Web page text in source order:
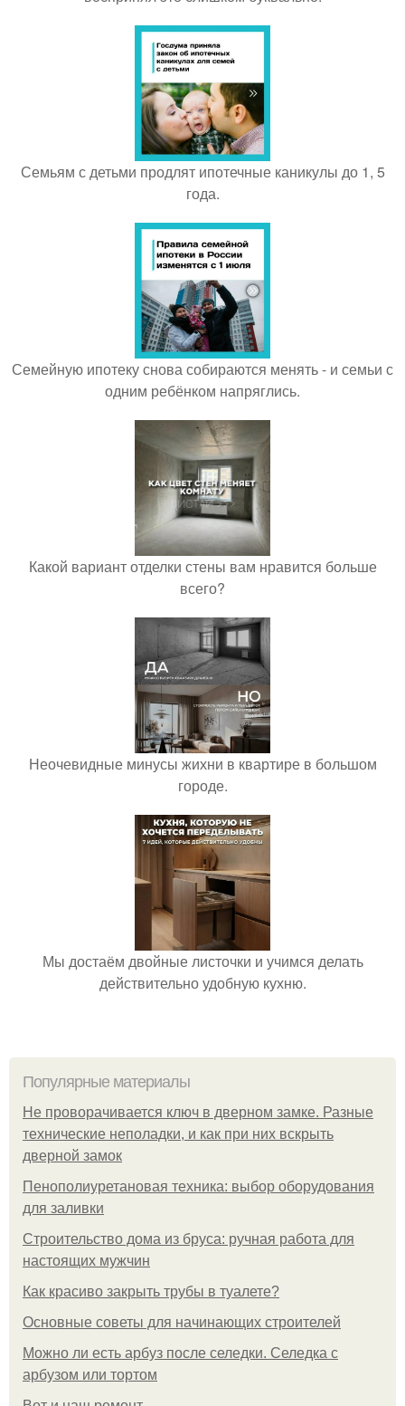
Семьям с детьми продлят ипотечные каникулы до 1, 5
года.
Семейную ипотеку снова собираются менять - и семьи с
одним ребёнком напряглись.
Какой вариант отделки стены вам нравится больше
всего?
Неочевидные минусы жихни в квартире в большом
городе.
Мы достаём двойные листочки и учимся делать
действительно удобную кухню.
Популярные материалы
Не проворачивается ключ в дверном замке. Разные
технические неполадки, и как при них вскрыть
дверной замок
Пенополиуретановая техника: выбор оборудования
для заливки
Строительство дома из бруса: ручная работа для
настоящих мужчин
Как красиво закрыть трубы в туалете?
Основные советы для начинающих строителей
Можно ли есть арбуз после селедки. Селедка с
арбузом или тортом